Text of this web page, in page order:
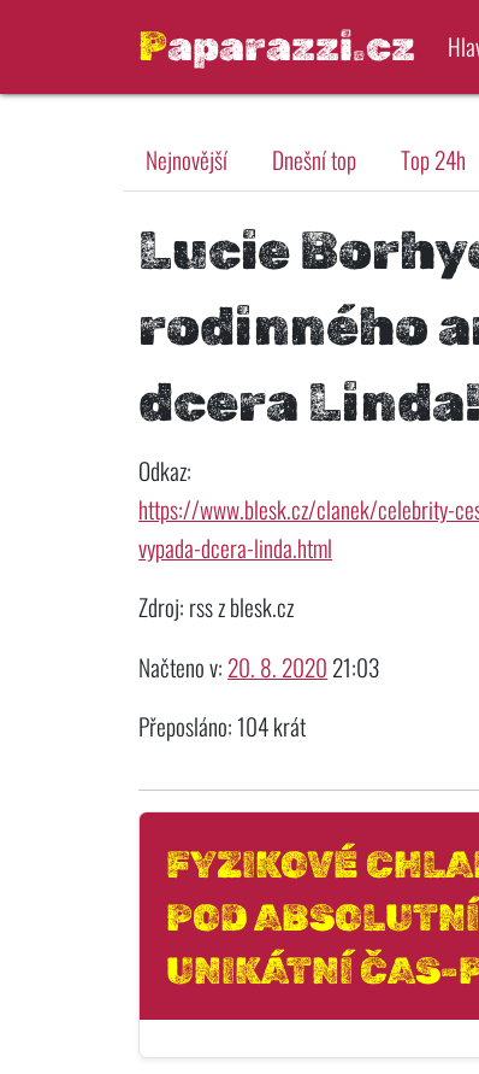
Paparazzi.cz
Nejnovější Dnešní top Top 24h
Lucie
rodinného
dcera Linda!
Odkaz:
https://www.blesk.cz/clanek/celebrity-
vypada-dcera-linda.html
Zdroj: rss z blesk.cz
Načteno v: 20. 8. 2020 21:03
Přeposláno: 104 krát
FYZIKOVÉ
POD
UNIKÁTNÍ ČAS-